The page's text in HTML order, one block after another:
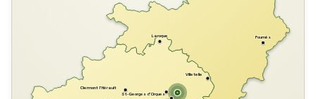
Laroque Fournès
Villetelle
St-Georges d'Orques
Clermont l'Hérault